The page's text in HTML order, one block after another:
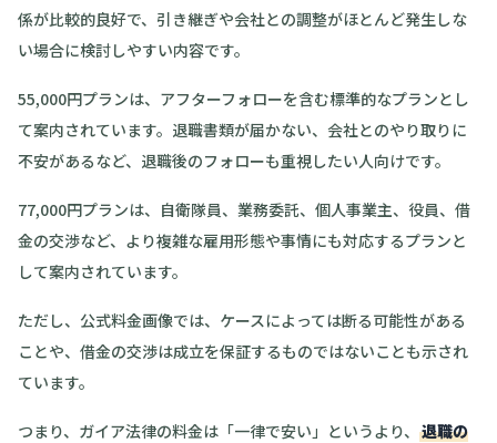
係が比較的良好で、引き継ぎや会社との調整がほとんど発生しな
い場合に検討しやすい内容です。
55,000円プランは、アフターフォローを含む標準的なプランとし
て案内されています。退職書類が届かない、会社とのやり取りに
不安があるなど、退職後のフォローも重視したい人向けです。
77,000円プランは、自衛隊員、業務委託、個人事業主、役員、借
金の交渉など、より複雑な雇用形態や事情にも対応するプランと
して案内されています。
ただし、公式料金画像では、ケースによっては断る可能性がある
ことや、借金の交渉は成立を保証するものではないことも示され
ています。
つまり、ガイア法律の料金は「一律で安い」というより、 退職の